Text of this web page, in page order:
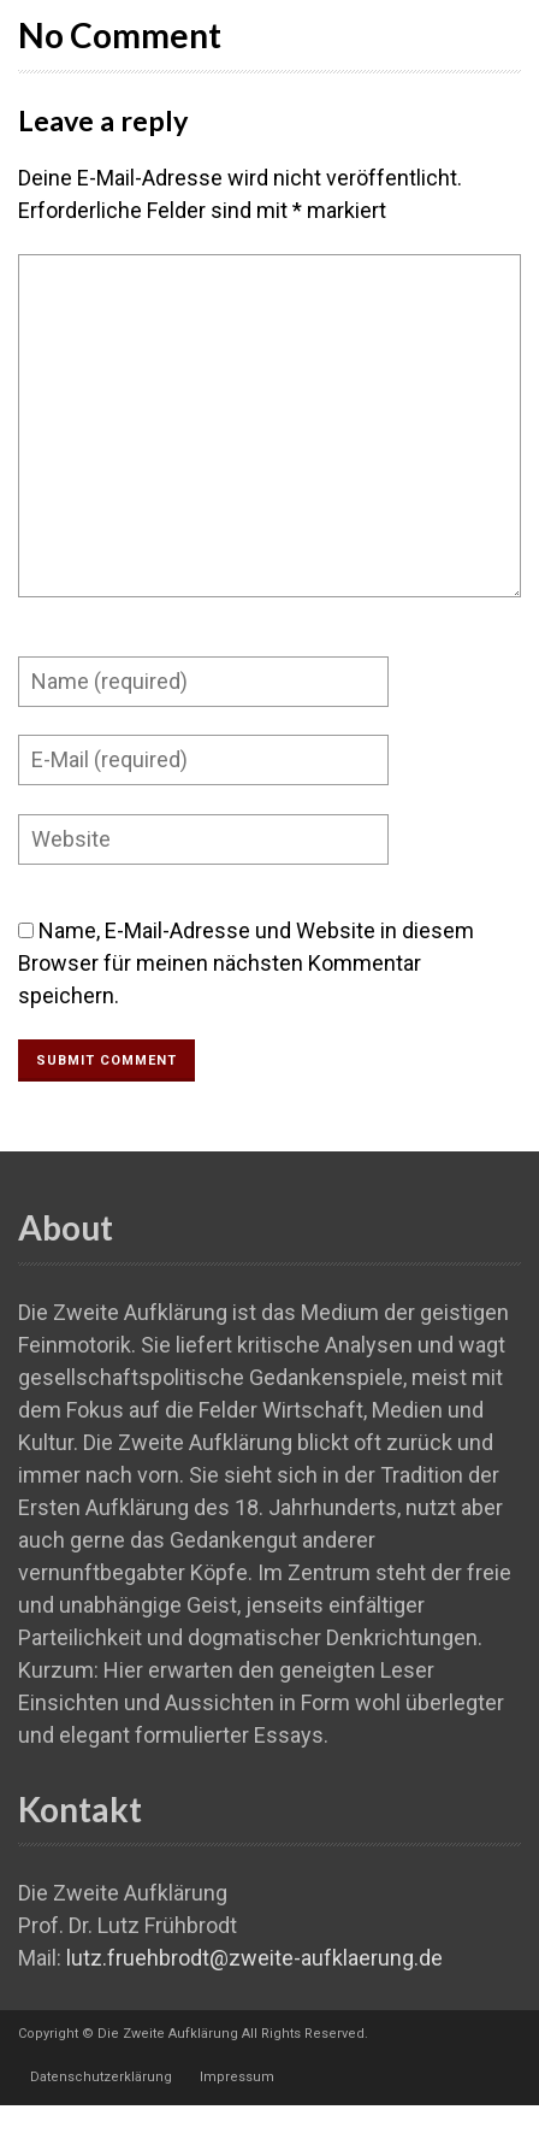
No Comment
Leave a reply
Deine E-Mail-Adresse wird nicht veröffentlicht.
Erforderliche Felder sind mit* markiert
Name, E-Mail-Adresse und Website in diesem
Browser für meinen nächsten Kommentar
speichern.
About
Die Zweite Aufklärung ist das Medium der geistigen
Feinmotorik. Sie liefert kritische Analysen und wagt
gesellschaftspolitische Gedankenspiele, meist mit
dem Fokus auf die Felder Wirtschaft, Medien und
Kultur. Die Zweite Aufklärung blickt oft zurück und
immer nach vorn. Sie sieht sich in der Tradition der
Ersten Aufklärung des 18. Jahrhunderts, nutzt aber
auch gerne das Gedankengut anderer
vernunftbegabter Köpfe. Im Zentrum steht der freie
und unabhängige Geist, jenseits einfältiger
Parteilichkeit und dogmatischer Denkrichtungen.
Kurzum: Hier erwarten den geneigten Leser
Einsichten und Aussichten in Form wohl überlegter
und elegant formulierter Essays.
Kontakt
Die Zweite Aufklärung
Prof. Dr. Lutz Frühbrodt
Mail: lutz.fruehbrodt@zweite-aufklaerung.de
Copyright © Die Zweite Aufklärung All Rights Reserved.
Datenschutzerklärung Impressum